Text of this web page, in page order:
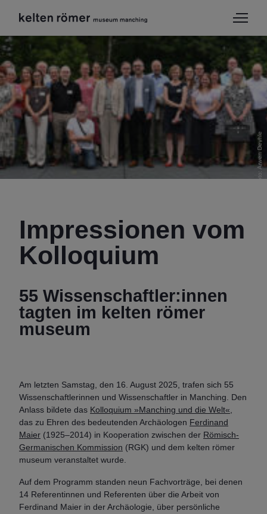
krm / Foto: Arwen Deyhle
Impressionen vom
Kolloquium
55 Wissenschaftler:innen
tagten im kelten römer
museum
Am letzten Samstag, den 16. August 2025, trafen sich 55
Wissenschaftlerinnen und Wissenschaftler in Manching. Den
Anlass bildete das Kolloquium »Manching und die Welt«
das zu Ehren des bedeutenden Archäologen Ferdinand
Maier (1925–2014) in Kooperation zwischen der Römisch-
Germanischen Kommission (RGK) und dem kelten römer
museum veranstaltet wurde.
Auf dem Programm standen neun Fachvorträge, bei denen
14 Referentinnen und Referenten über die Arbeit von
Ferdinand Maier in der Archäologie, über persönliche